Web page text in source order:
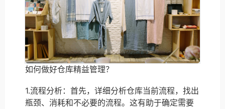
如何做好仓库精益管理？
1.流程分析：首先，详细分析仓库当前流程，找出
瓶颈、消耗和不必要的流程。这有助于确定需要